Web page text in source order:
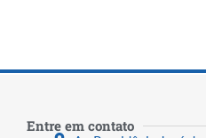
Entre em contato